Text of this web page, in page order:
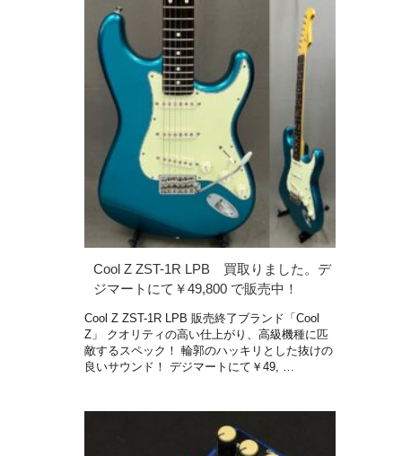
Cool Z ZST-1R LPB 買取りました。デ
ジマートにて￥49,800 で販売中！
Cool Z ZST-1R LPB 販売終了ブランド「Cool
Z」 クオリティの高い仕上がり、高級機種に匹
敵するスペック！ 輪郭のハッキリとした抜けの
良いサウンド！ デジマートにて￥49, …